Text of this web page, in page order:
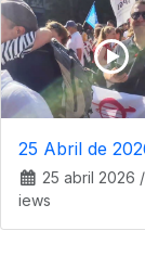
25 Abril de
25 abril 2026 /
iews